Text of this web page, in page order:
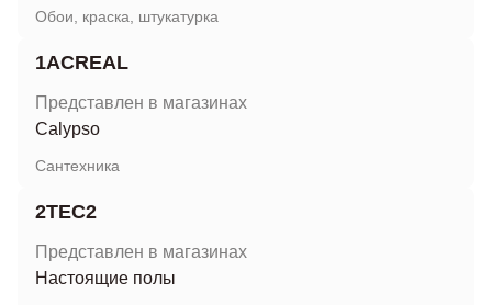
Обои, краска, штукатурка
1ACREAL
Представлен в магазинах
Calypso
Сантехника
2TEC2
Представлен в магазинах
Настоящие полы